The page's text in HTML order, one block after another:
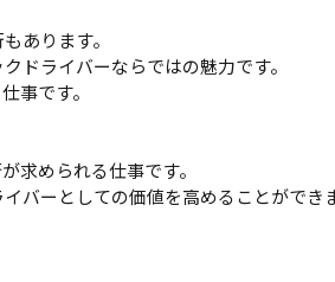
あります。
ドライバーならではの魅力です。
事です。
求められる仕事です。
バーとしての価値を高めることができ